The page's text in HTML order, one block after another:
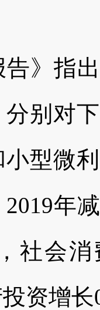
指出
别对
型微
2019年
社会
资增长